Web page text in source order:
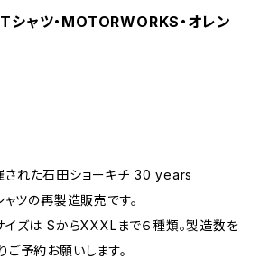
ャツ・MOTORWORKS・オレン
れた石田ショーキチ 30 years
の再製造販売です。
イズは SからXXXLまで６種類。製造数を
予約お願いします。